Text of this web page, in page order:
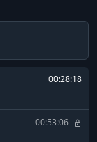
00:28:18
00:53:06